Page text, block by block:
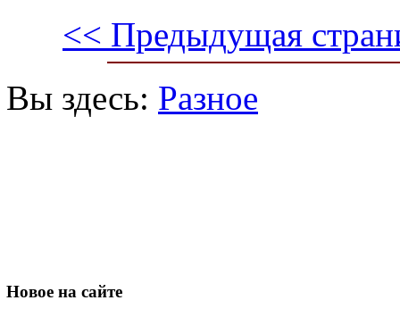
<< Предыдущая
Вы здесь: Разное
Новое на сайте